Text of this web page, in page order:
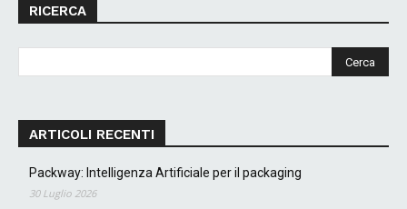
RICERCA
ARTICOLI RECENTI
Packway: Intelligenza Artificiale per il packaging
30 Luglio 2026